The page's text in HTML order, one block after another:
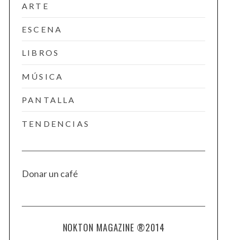
ARTE
ESCENA
LIBROS
MÚSICA
PANTALLA
TENDENCIAS
Donar un café
NOKTON MAGAZINE ®2014